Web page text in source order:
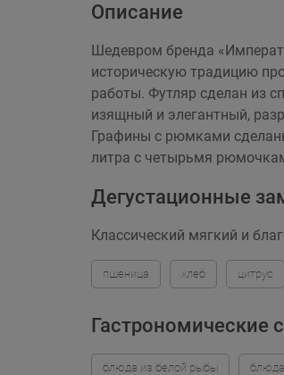
Описание
Шедевром бренда
историческую традицию
работы. Футляр сделан из
изящный и элегантный,
Графины с рюмками
литра с четырьмя
Дегустационные
Классический мягкий и
пшеница хлеб цитрус
Гастрономические
блюда из белой рыбы